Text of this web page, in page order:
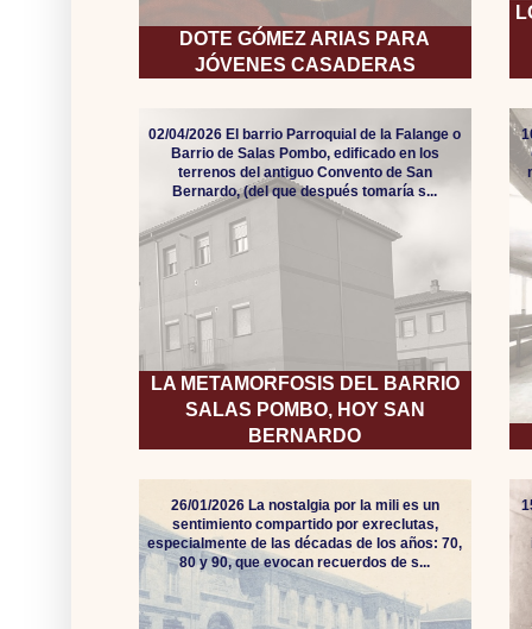
DOTE GÓMEZ ARIAS PARA
JÓVENES CASADERAS
LA METAMORFOSIS DEL BARRIO
SALAS POMBO, HOY SAN
BERNARDO
02/04/2026 El barrio Parroquial de la Falange o
Barrio de Salas Pombo, edificado en los
terrenos del antiguo Convento de San
Bernardo, (del que después tomaría s...
26/01/2026 La nostalgia por la mili es un
sentimiento compartido por exreclutas,
especialmente de las décadas de los años: 70,
80 y 90, que evocan recuerdos de s...